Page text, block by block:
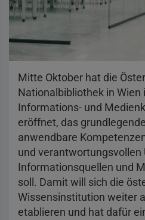
Mitte Oktober hat die
Nationalbibliothek in Wien
Informations- und
eröffnet, das
anwendbare
und
Informationsquellen und
soll. Damit will sich die
Wissensinstitution weiter
etablieren und hat dafür